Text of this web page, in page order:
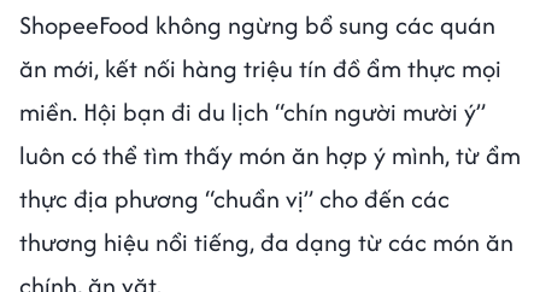
ShopeeFood không ngừng bổ sung các quán
ăn mới, kết nối hàng triệu tín đồ ẩm thực mọi
miền. Hội bạn đi du lịch “chín người mười ý”
luôn có thể tìm thấy món ăn hợp ý mình, từ ẩm
thực địa phương “chuẩn vị” cho đến các
thương hiệu nổi tiếng, đa dạng từ các món ăn
chính, ăn vặt.